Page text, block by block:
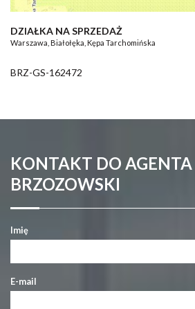
DZIAŁKA NA SPRZEDAŻ
Warszawa, Białołęka, Kępa Tarchomińska
BRZ-GS-162472
KONTAKT DO AGENTA
BRZOZOWSKI
Imię
E-mail